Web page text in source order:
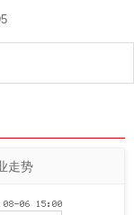
走势